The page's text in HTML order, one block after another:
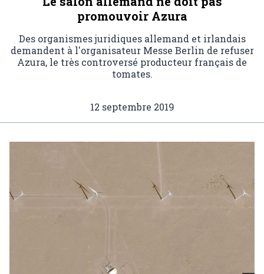
promouvoir Azura
Des organismes juridiques allemand et irlandais
demandent à l'organisateur Messe Berlin de refuser
Azura, le très controversé producteur français de
tomates.
12 septembre 2019